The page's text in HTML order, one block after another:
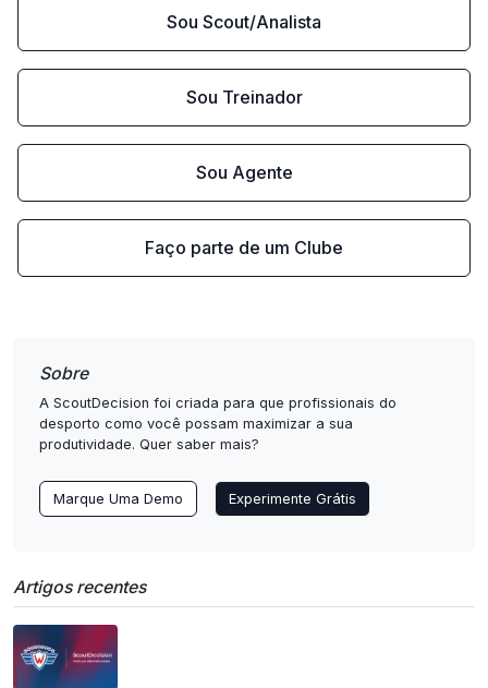
Sou Scout/Analista
Sou Treinador
Sou Agente
Faço parte de um Clube
Sobre
A ScoutDecision foi criada para que profissionais do
desporto como você possam maximizar a sua
produtividade. Quer saber mais?
Marque Uma Demo Experimente Grátis
Artigos recentes